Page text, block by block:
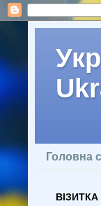
Головна
ВІЗИТКА